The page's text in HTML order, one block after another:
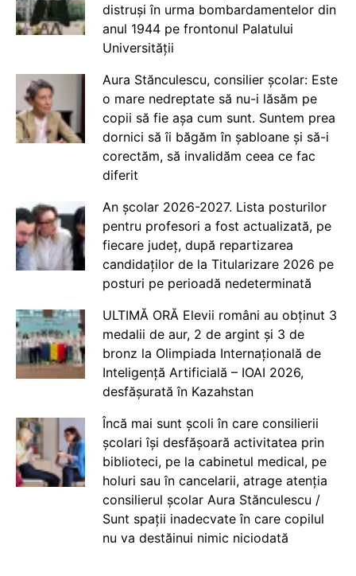
distruși în urma bombardamentelor din
anul 1944 pe frontonul Palatului
Universității
Aura Stănculescu, consilier școlar: Este
o mare nedreptate să nu-i lăsăm pe
copii să fie așa cum sunt. Suntem prea
dornici să îi băgăm în șabloane și să-i
corectăm, să invalidăm ceea ce fac
diferit
An școlar 2026-2027. Lista posturilor
pentru profesori a fost actualizată, pe
fiecare județ, după repartizarea
candidaților de la Titularizare 2026 pe
posturi pe perioadă nedeterminată
ULTIMĂ ORĂ Elevii români au obținut 3
medalii de aur, 2 de argint și 3 de
bronz la Olimpiada Internațională de
Inteligență Artificială – IOAI 2026,
desfășurată în Kazahstan
Încă mai sunt școli în care consilierii
școlari își desfășoară activitatea prin
biblioteci, pe la cabinetul medical, pe
holuri sau în cancelarii, atrage atenția
consilierul școlar Aura Stănculescu /
Sunt spații inadecvate în care copilul
nu va destăinui nimic niciodată